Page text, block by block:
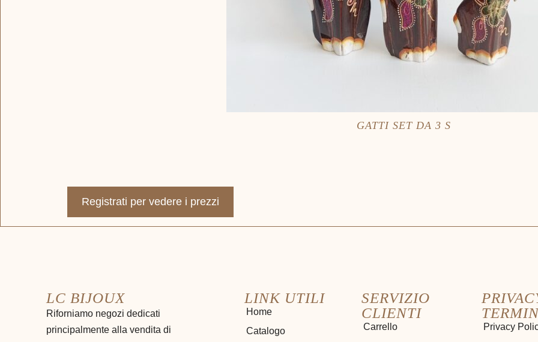
GATTI SET DA 3 S
Registrati per vedere i prezzi
LC BIJOUX
Riforniamo negozi dedicati
principalmente alla vendita di
LINK UTILI
Home
Catalogo
SERVIZIO
CLIENTI
Carrello
Privacy